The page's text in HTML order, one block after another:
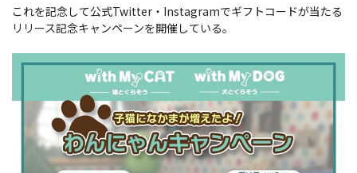
これを記念して公式Twitter・Instagramでギフトコードが当たる
リリース記念キャンペーンを開催している。